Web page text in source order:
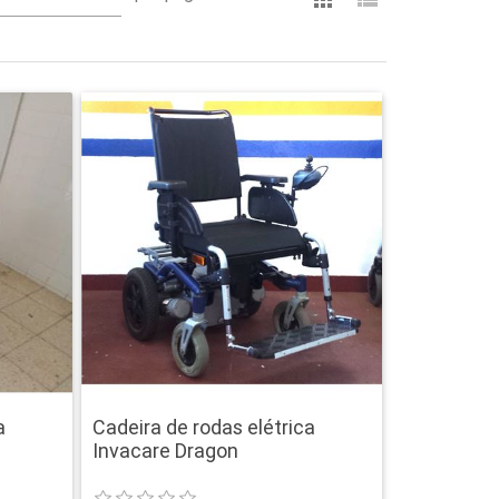
Cadeira de rodas elétrica
Invacare Dragon